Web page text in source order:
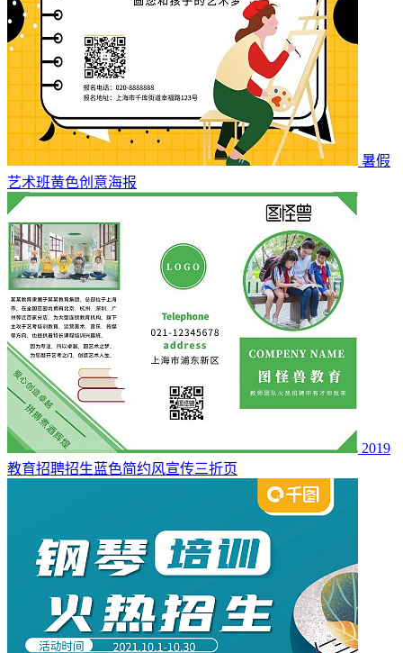
暑假
艺术班黄色创意海报
2019
教育招聘招生蓝色简约风宣传三折页